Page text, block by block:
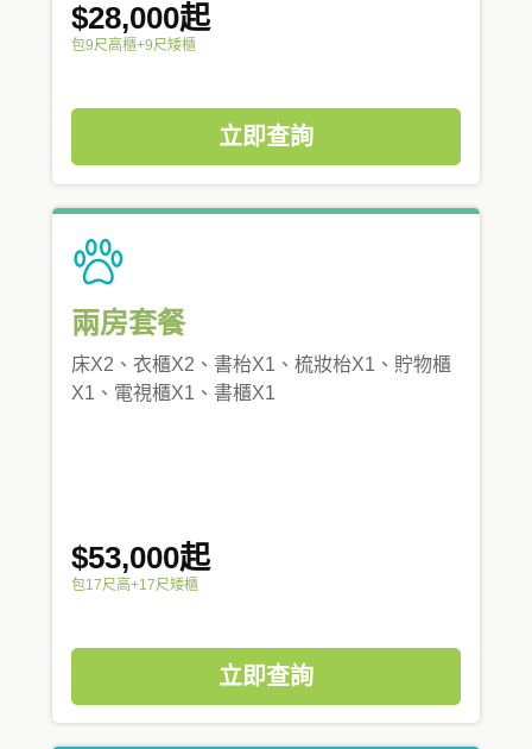
$28,000起
包9尺高櫃+9尺矮櫃
立即查詢
兩房套餐
床X2、衣櫃X2、書枱X1、梳妝枱X1、貯物櫃
X1、電視櫃X1、書櫃X1
$53,000起
包17尺高+17尺矮櫃
立即查詢